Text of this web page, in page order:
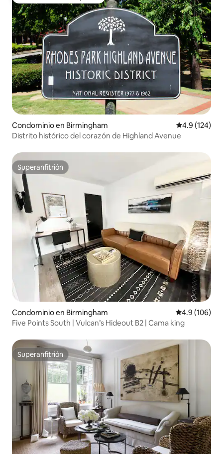
Condominio en Birmingham Calificación
4.9 (124)
Distrito histórico del corazón de Highland Avenue
Superanfitrión
Superanfitrión
Condominio en Birmingham Calificación
4.9 (106)
Five Points South | Vulcan’s Hideout B2 | Cama king
Superanfitrión
Superanfitrión